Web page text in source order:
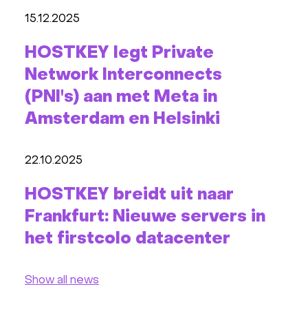
15.12.2025
HOSTKEY legt Private
Network Interconnects
(PNI's) aan met Meta in
Amsterdam en Helsinki
22.10.2025
HOSTKEY breidt uit naar
Frankfurt: Nieuwe servers in
het firstcolo datacenter
Show all news